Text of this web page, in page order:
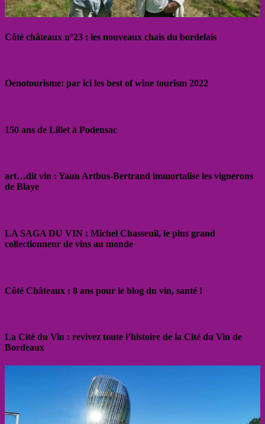
Côté châteaux n°23 : les nouveaux chais du bordelais
Oenotourisme: par ici les best of wine tourism 2022
150 ans de Lillet à Podensac
art…dit vin : Yann Arthus-Bertrand immortalise les vignerons
de Blaye
LA SAGA DU VIN : Michel Chasseuil, le plus grand
collectionneur de vins au monde
Côté Châteaux : 8 ans pour le blog du vin, santé !
La Cité du Vin : revivez toute l’histoire de la Cité du Vin de
Bordeaux